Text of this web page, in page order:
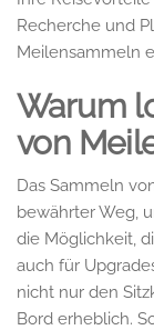
Recherche und
Meilensammeln
Warum
von
Das Sammeln
bewährter Weg,
die Möglichkeit,
auch für
nicht nur den
Bord erheblich.